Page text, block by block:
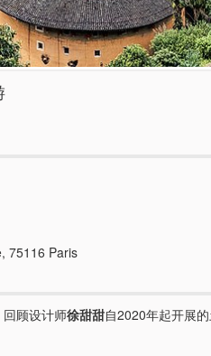
75116 Paris
顾设计师徐甜甜自2020年起开展